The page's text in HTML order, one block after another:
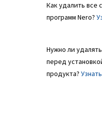
Как удалить
программ Nero?
Нужно ли
перед
продукта?